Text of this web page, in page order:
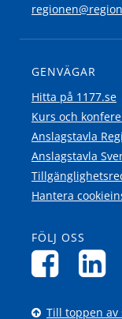
GENVÄGAR
Hitta på 1177.se
Kurs och
Anslagstavla
Anslagstavla
Hantera
FÖLJ OSS
Till toppen av